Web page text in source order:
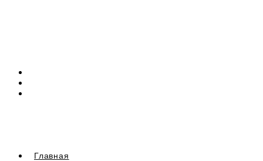
Главная